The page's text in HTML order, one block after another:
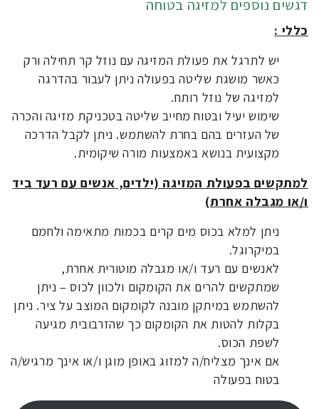
דגשים נוספים למזיגה בטוחה
כללי :
יש לתרגל את פעולת המזיגה עם נוזל קר תחילה ורק
כאשר מושגת שליטה בפעולה ניתן לעבור בהדרגה
למזיגה של נוזל רותח.
שימוש יעיל ובטוח מחייב שליטה בטכניקת מזיגה והכרה
של העזרים בהם בחרת להשתמש. ניתן לקבל הדרכה
מקצועית בנושא באמצעות מורה שיקומית.
למתקשים בפעולת המזיגה (ילדים, אנשים עם רעד ביד
ו/או מגבלה אחרת)
ניתן למלא בכוס מים קרים בכמות מתאימה ולחמם
במיקרוגל.
לאנשים עם רעד ו/או מגבלה מוטורית אחרת,
שמתקשים להרים את הקומקום ולכוון לכוס – ניתן
להשתמש במיתקן מובנה לקומקום המוצב על ציר. ניתן
בקלות להטות את הקומקום כך שהזרבובית מגיעה
לשפת הכוס.
אם אינך מצליח/ה למזוג באופן מוגן ו/או אינך מרגיש/ה
בטוח בפעולה